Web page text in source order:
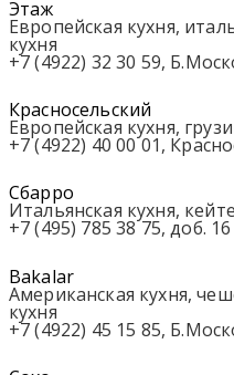
Этаж
Европейская кухня,
кухня
+7 (4922) 32 30 59,
Красносельский
Европейская кухня,
+7 (4922) 40 00 01,
Сбарро
Итальянская кухня,
+7 (495) 785 38 75, доб.
Bakalar
Американская кухня,
кухня
+7 (4922) 45 15 85,